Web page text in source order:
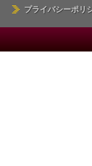
プライバシーポリ